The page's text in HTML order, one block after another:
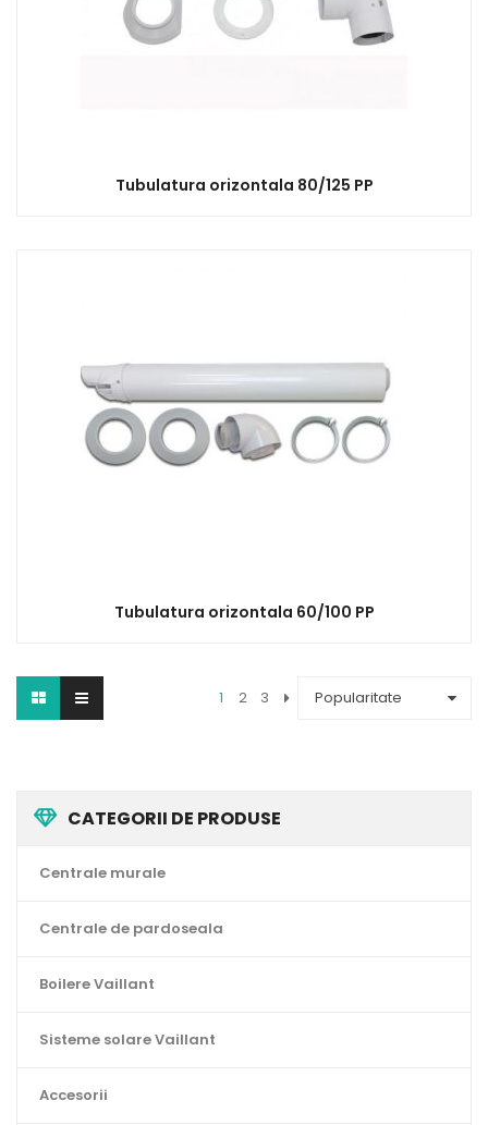
CATEGORII DE PRODUSE
Centrale murale
Centrale de pardoseala
Boilere Vaillant
Sisteme solare Vaillant
Accesorii
Tubulatura orizontala 80/125 PP
Tubulatura orizontala 60/100 PP
Popularitate
1 2 3